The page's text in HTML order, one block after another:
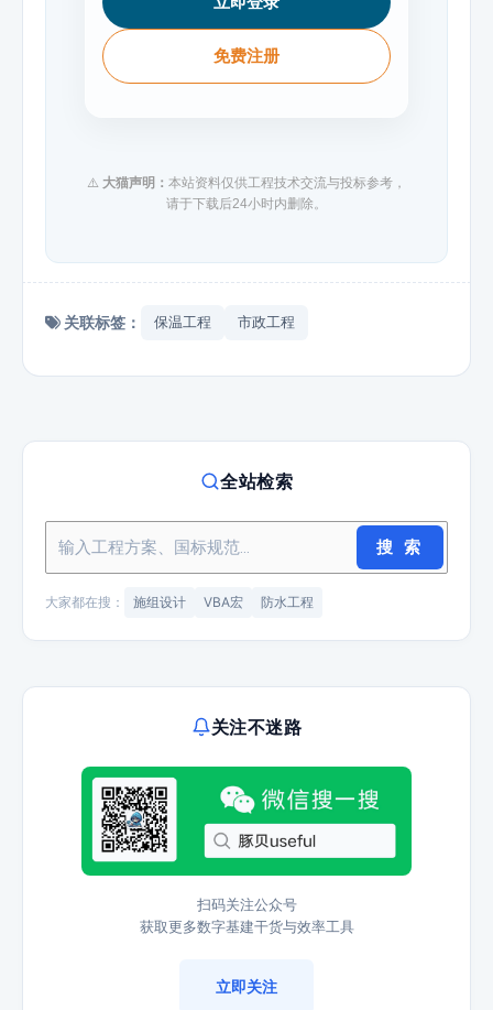
免费注册
⚠️ 大猫声明： 本站资料仅供工程技术交流与投标参考，
请于下载后24小时内删除。
关联标签： 保温工程 市政工程
全站检索
搜 索
大家都在搜： 施组设计 VBA宏 防水工程
关注不迷路
扫码关注公众号
获取更多数字基建干货与效率工具
立即关注